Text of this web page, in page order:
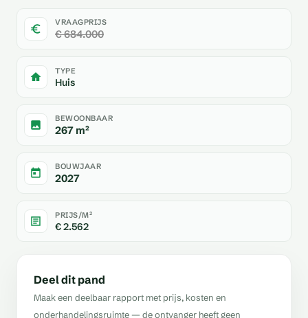
VRAAGPRIJS
€ 684.000
TYPE
Huis
BEWOONBAAR
267 m²
BOUWJAAR
2027
PRIJS/M²
€ 2.562
Deel dit pand
Maak een deelbaar rapport met prijs, kosten en
onderhandelingsruimte — de ontvanger heeft geen